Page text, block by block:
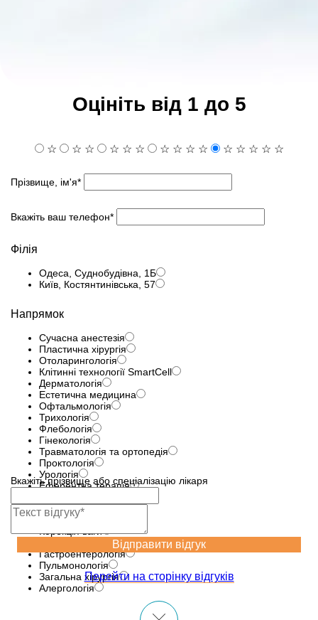
Оцініть від 1 до 5
☆ ☆ ☆ ☆ ☆ ☆ ☆ ☆ ☆ ☆ ☆ ☆ ☆ ☆ ☆
Прізвище, ім'я*
Вкажіть ваш телефон*
Філія
Одеса, Суднобудівна, 1Б
Київ, Костянтинівська, 57
Напрямок
Сучасна анестезія
Пластична хірургія
Отоларингологія
Клітинні технології SmartCell
Дерматологія
Естетична медицина
Офтальмологія
Трихологія
Флебологія
Гінекологія
Травматологія та ортопедія
Проктологія
Урологія
Еферентна терапія
Неврологія
Діагностика
Корекція ваги
Гастроентерологія
Пульмонологія
Загальна хірургія
Алергологія
Вкажіть прізвище або спеціалізацію лікаря
Відправити відгук
Перейти на сторінку відгуків